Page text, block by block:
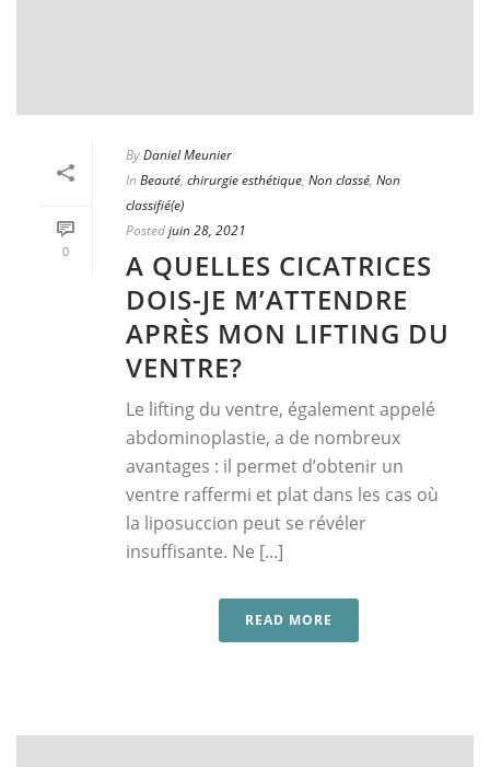
0
ByDaniel Meunier
In Beauté, chirurgie esthétique, Non classé, Non
classifié(e)
Postedjuin 28, 2021
A QUELLES CICATRICES
DOIS-JE M’ATTENDRE
APRÈS MON LIFTING DU
VENTRE?
Le lifting du ventre, également appelé
abdominoplastie, a de nombreux
avantages : il permet d’obtenir un
ventre raffermi et plat dans les cas où
la liposuccion peut se révéler
insuffisante. Ne [...]
READ MORE